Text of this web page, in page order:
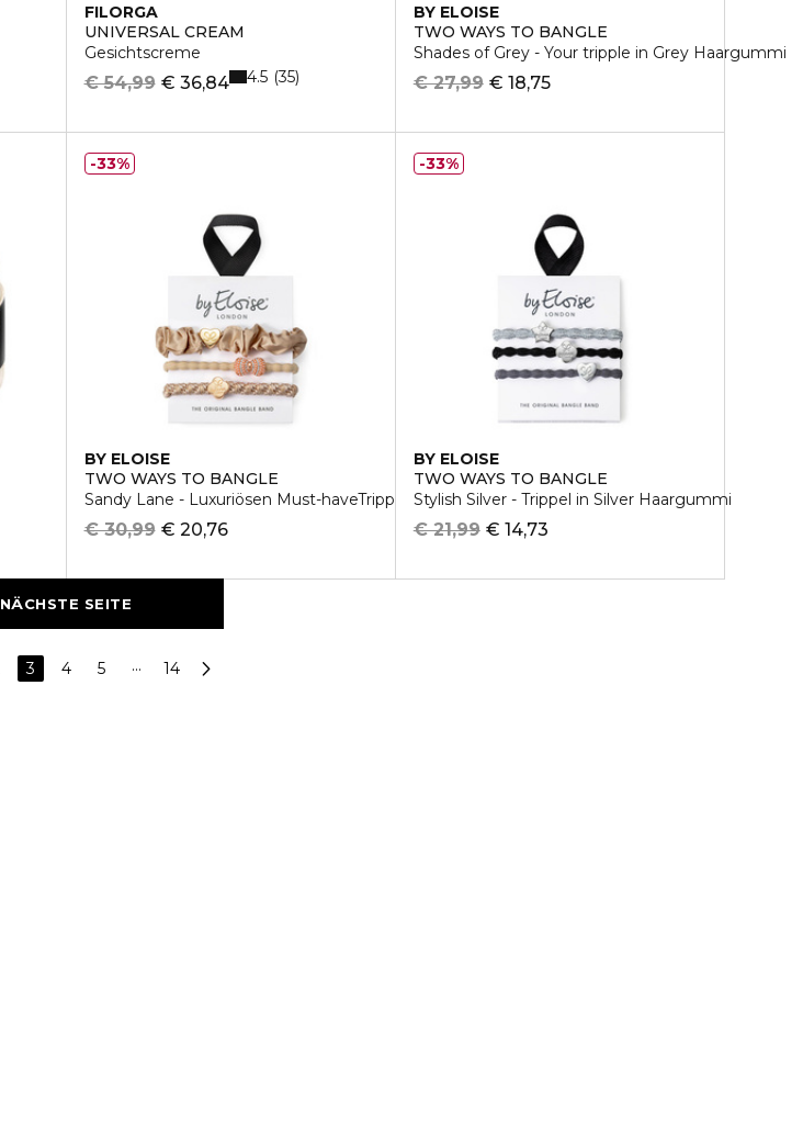
FILORGA
UNIVERSAL CREAM
Gesichtscreme
€ 36,84
€ 54,99 4.5 35
BY ELOISE
TWO WAYS TO BANGLE
Shades of Grey - Your tripple in Grey Haargummi
€ 18,75
€ 27,99
BY ELOISE
TWO WAYS TO BANGLE
Sandy Lane - Luxuriösen Must-haveTripple Haargummi
€ 20,76
€ 30,99
33%
BY ELOISE
TWO WAYS TO BANGLE
Stylish Silver - Trippel in Silver Haargummi
€ 14,73
€ 21,99
33%
NÄCHSTE SEITE
3 4 5 ··· 14